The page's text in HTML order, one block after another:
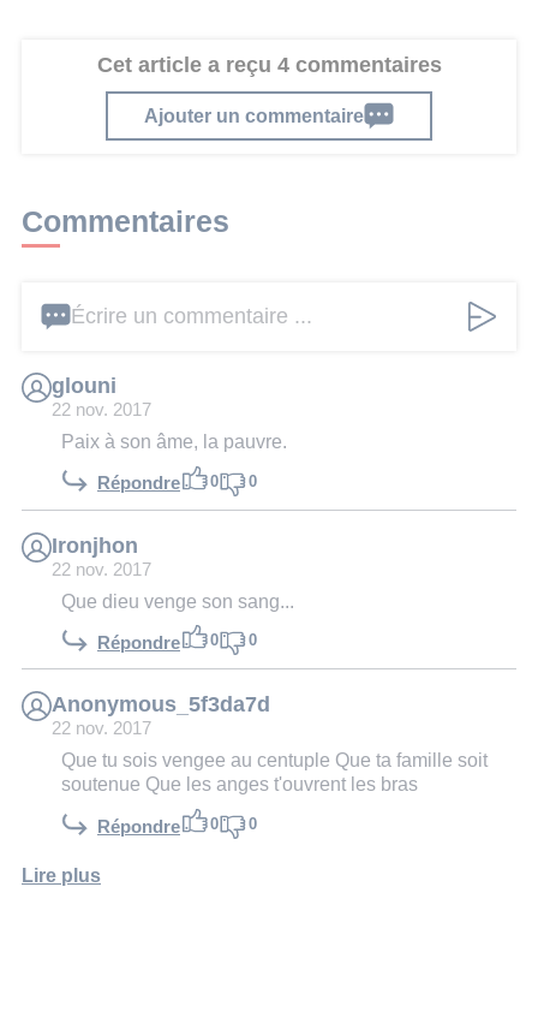
Cet article a reçu 4 commentaires
Ajouter un commentaire
Commentaires
Écrire un commentaire ...
glouni
22 nov. 2017
Paix à son âme, la pauvre.
Répondre 0 0
Ironjhon
22 nov. 2017
Que dieu venge son sang...
Répondre 0 0
Anonymous_5f3da7d
22 nov. 2017
Que tu sois vengee au centuple Que ta famille soit
soutenue Que les anges t'ouvrent les bras
Répondre 0 0
Lire plus